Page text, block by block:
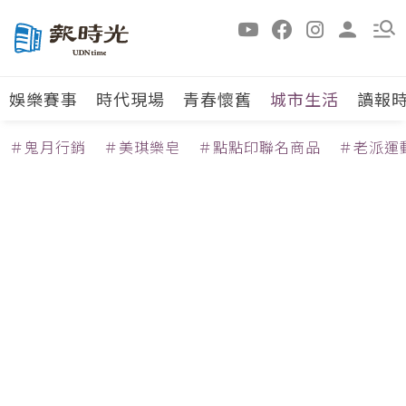
娛樂賽事 時代現場 青春懷舊 城市生活 讀報
＃鬼月行銷 ＃美琪樂皂 ＃點點印聯名商品 ＃老派運